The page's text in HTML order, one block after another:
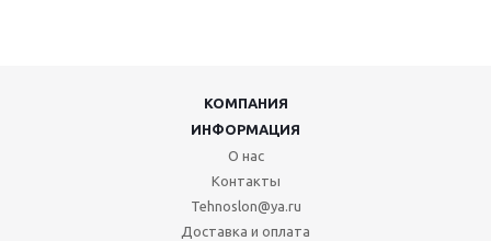
КОМПАНИЯ
ИНФОРМАЦИЯ
О нас
Контакты
Tehnoslon@ya.ru
Доставка и оплата